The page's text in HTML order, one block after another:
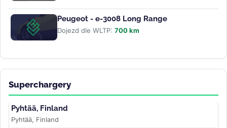
Peugeot - e-3008 Long Range
Dojezd dle WLTP: 700 km
Superchargery
Pyhtää, Finland
Pyhtää, Finland